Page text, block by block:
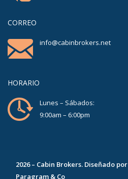
CORREO
info@cabinbrokers.net
HORARIO
Lunes – Sábados:
9:00am – 6:00pm
2026– Cabin Brokers. Diseñado por
Paragram & Co